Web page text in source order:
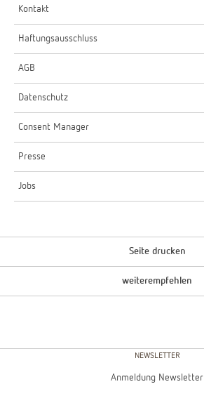
Kontakt
Haftungsausschluss
AGB
Datenschutz
Consent Manager
Presse
Jobs
Seite drucken
weiterempfehlen
NEWSLETTER
Anmeldung Newsletter